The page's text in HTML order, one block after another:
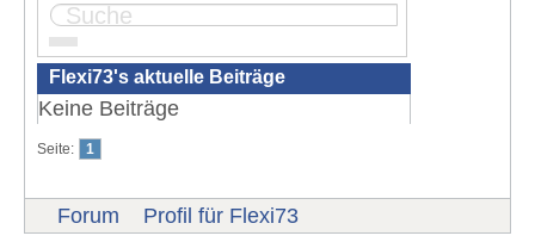
Seite:
Flexi73's aktuelle Beiträge
Keine Beiträge
Seite: 1
Forum Profil für Flexi73